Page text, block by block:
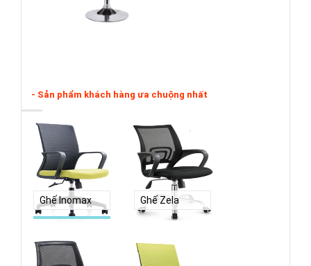
- Sản phẩm khách hàng ưa chuộng nhất
Ghế Inomax Ghế Zela